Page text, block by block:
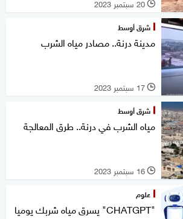
l 20 سبتمبر 2023
شرق أوسط
مدينة درنة.. مصادر مياه الشرب
l 17 سبتمبر 2023
شرق أوسط
مياه الشرب في درنة.. طرق المعالجة
l 16 سبتمبر 2023
علوم
"CHATGPT" يسرق مياه شربك يوميا